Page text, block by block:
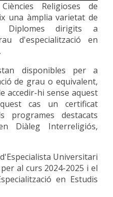
Religioses de
una àmplia varietat de
Diplomes dirigits a
d'especialització en
disponibles per a
de grau o equivalent,
accedir-hi sense aquest
cas un certificat
programes destacats
Diàleg Interreligiós,
Universitari
al curs 2024-2025 i el
en Estudis